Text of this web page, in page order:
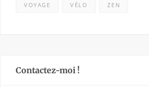
VOYAGE VÉLO ZEN
Contactez-moi !